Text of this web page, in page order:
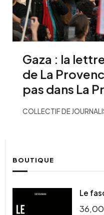
Gaza : la
de La
pas dans La
COLLECTIF DE
BOUTIQUE
Le